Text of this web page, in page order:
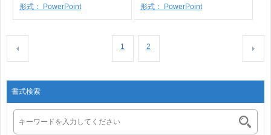
形式： PowerPoint 形式： PowerPoint
1 2
書式検索